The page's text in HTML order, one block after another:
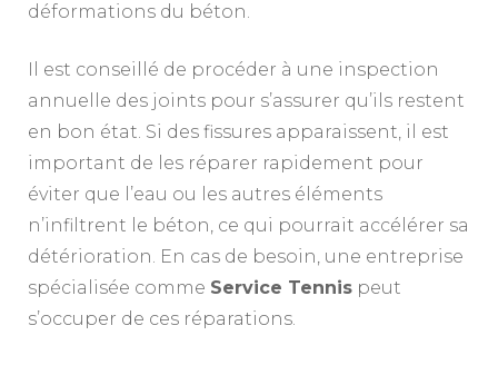
déformations du béton.
Il est conseillé de procéder à une inspection
annuelle des joints pour s’assurer qu’ils restent
en bon état. Si des fissures apparaissent, il est
important de les réparer rapidement pour
éviter que l’eau ou les autres éléments
n’infiltrent le béton, ce qui pourrait accélérer sa
détérioration. En cas de besoin, une entreprise
spécialisée comme Service Tennis peut
s’occuper de ces réparations.